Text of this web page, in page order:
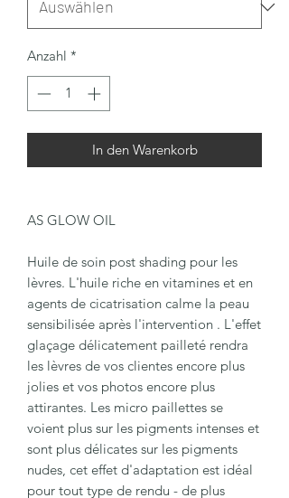
Anzahl *
In den Warenkorb
AS GLOW OIL
Huile de soin post shading pour les
lèvres. L'huile riche en vitamines et en
agents de cicatrisation calme la peau
sensibilisée après l'intervention . L'effet
glaçage délicatement pailleté rendra
les lèvres de vos clientes encore plus
jolies et vos photos encore plus
attirantes. Les micro paillettes se
voient plus sur les pigments intenses et
sont plus délicates sur les pigments
nudes, cet effet d'adaptation est idéal
pour tout type de rendu - de plus